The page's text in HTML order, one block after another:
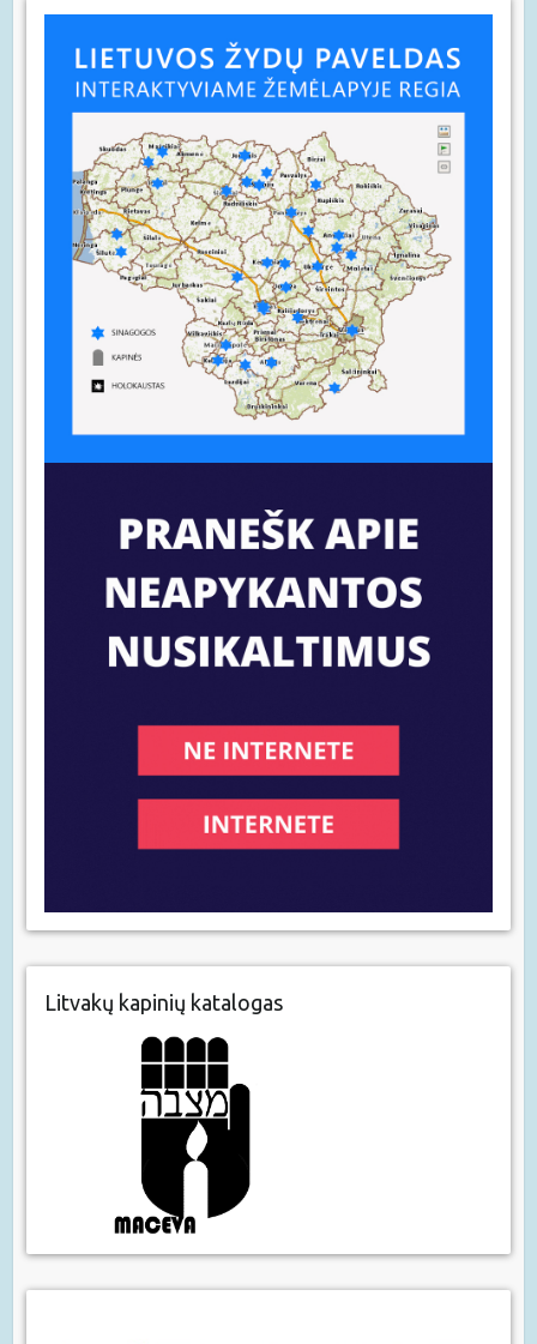
Litvakų kapinių katalogas